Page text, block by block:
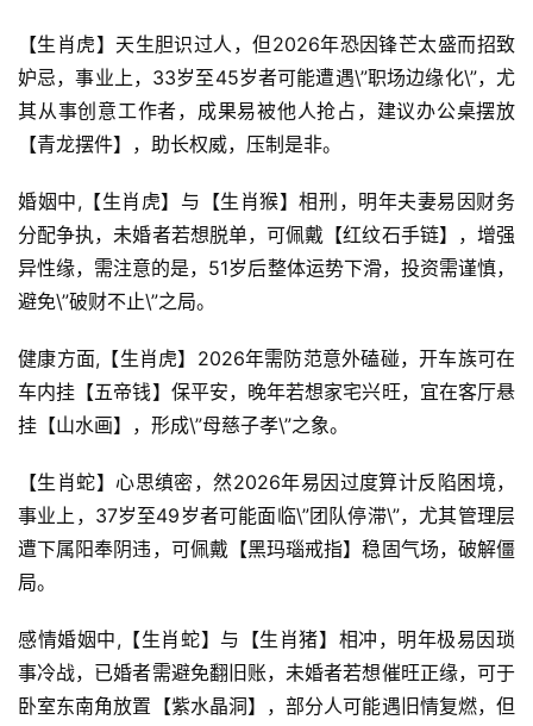
【生肖虎】天生胆识过人，但2026年恐因锋芒太盛而招致
妒忌，事业上，33岁至45岁者可能遭遇\”职场边缘化\”，尤
其从事创意工作者，成果易被他人抢占，建议办公桌摆放
【青龙摆件】，助长权威，压制是非。
婚姻中,【生肖虎】与【生肖猴】相刑，明年夫妻易因财务
分配争执，未婚者若想脱单，可佩戴【红纹石手链】，增强
异性缘，需注意的是，51岁后整体运势下滑，投资需谨慎，
避免\”破财不止\”之局。
健康方面,【生肖虎】2026年需防范意外磕碰，开车族可在
车内挂【五帝钱】保平安，晚年若想家宅兴旺，宜在客厅悬
挂【山水画】，形成\”母慈子孝\”之象。
【生肖蛇】心思缜密，然2026年易因过度算计反陷困境，
事业上，37岁至49岁者可能面临\”团队停滞\”，尤其管理层
遭下属阳奉阴违，可佩戴【黑玛瑙戒指】稳固气场，破解僵
局。
感情婚姻中,【生肖蛇】与【生肖猪】相冲，明年极易因琐
事冷战，已婚者需避免翻旧账，未婚者若想催旺正缘，可于
卧室东南角放置【紫水晶洞】，部分人可能遇旧情复燃，但